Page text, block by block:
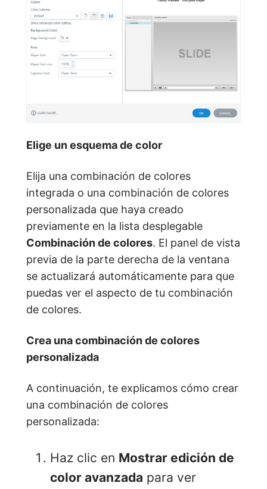
Elige un esquema de color
Elija una combinación de colores
integrada o una combinación de colores
personalizada que haya creado
previamente en la lista desplegable
Combinación de colores. El panel de vista
previa de la parte derecha de la ventana
se actualizará automáticamente para que
puedas ver el aspecto de tu combinación
de colores.
Crea una combinación de colores
personalizada
A continuación, te explicamos cómo crear
una combinación de colores
personalizada:
Haz clic en Mostrar edición de
color avanzada para ver